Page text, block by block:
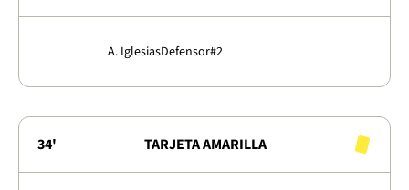
A. IglesiasDefensor#2
34' TARJETA AMARILLA